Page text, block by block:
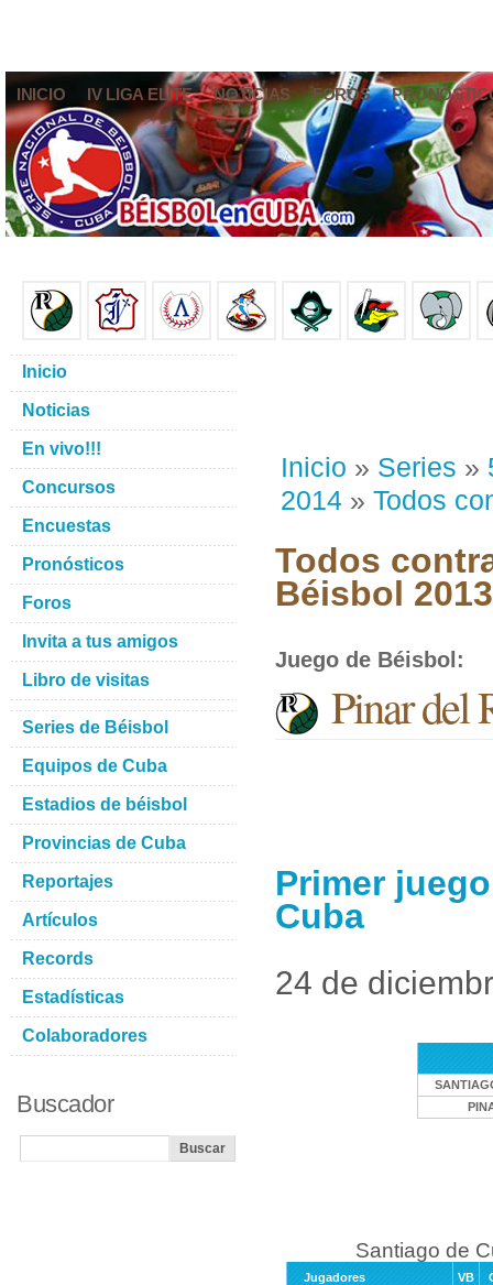
INICIO IV LIGA ELITE NOTICIAS FOROS
Inicio » Series »
2014 » Todos
Todos
Béisbol
Juego de Béisbol :
Pinar del
Primer
Cuba
24 de
Santiago de
Jugadores VB
Inicio
Noticias
En vivo!!!
Concursos
Encuestas
Pronósticos
Foros
Invita a tus amigos
Libro de visitas
Series de Béisbol
Equipos de Cuba
Estadios de béisbol
Provincias de Cuba
Reportajes
Artículos
Records
Estadísticas
Colaboradores
Buscador